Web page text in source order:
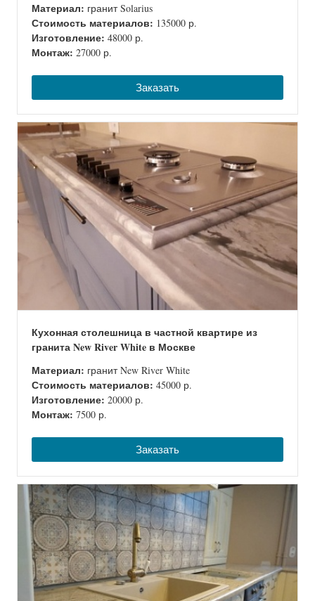
Материал: гранит Solarius
Стоимость материалов: 135000 р.
Изготовление: 48000 р.
Монтаж: 27000 р.
Заказать
Кухонная столешница в частной квартире из
гранита New River White в Москве
Материал: гранит New River White
Стоимость материалов: 45000 р.
Изготовление: 20000 р.
Монтаж: 7500 р.
Заказать